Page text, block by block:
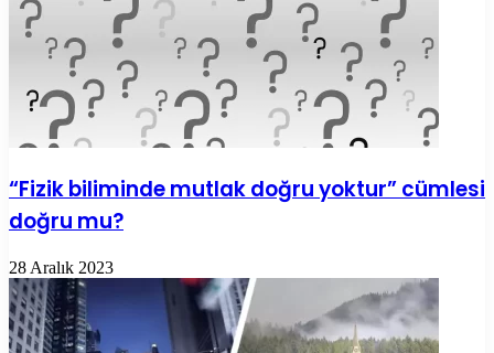
“Fizik biliminde mutlak doğru yoktur” cümlesi
doğru mu?
28 Aralık 2023